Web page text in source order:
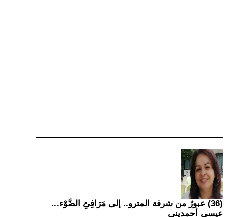
(36) عبورٌ من شرفة المترو.. إلى مَرَافِئِ الضَّوْء...
عيسى أحمديني